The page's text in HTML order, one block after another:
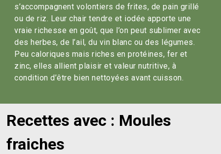
s’accompagnent volontiers de frites, de pain grillé
ou de riz. Leur chair tendre et iodée apporte une
vraie richesse en goût, que l’on peut sublimer avec
des herbes, de l’ail, du vin blanc ou des légumes.
Peu caloriques mais riches en protéines, fer et
zinc, elles allient plaisir et valeur nutritive, à
condition d’être bien nettoyées avant cuisson.
Recettes avec : Moules
fraiches